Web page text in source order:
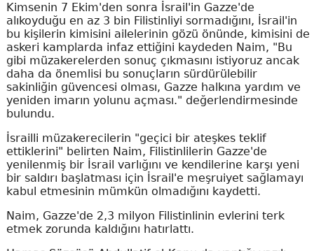
Kimsenin 7 Ekim'den sonra İsrail'in Gazze'de
alıkoyduğu en az 3 bin Filistinliyi sormadığını, İsrail'in
bu kişilerin kimisini ailelerinin gözü önünde, kimisini de
askeri kamplarda infaz ettiğini kaydeden Naim, "Bu
gibi müzakerelerden sonuç çıkmasını istiyoruz ancak
daha da önemlisi bu sonuçların sürdürülebilir
sakinliğin güvencesi olması, Gazze halkına yardım ve
yeniden imarın yolunu açması." değerlendirmesinde
bulundu.
İsrailli müzakerecilerin "geçici bir ateşkes teklif
ettiklerini" belirten Naim, Filistinlilerin Gazze'de
yenilenmiş bir İsrail varlığını ve kendilerine karşı yeni
bir saldırı başlatması için İsrail'e meşruiyet sağlamayı
kabul etmesinin mümkün olmadığını kaydetti.
Naim, Gazze'de 2,3 milyon Filistinlinin evlerini terk
etmek zorunda kaldığını hatırlattı.